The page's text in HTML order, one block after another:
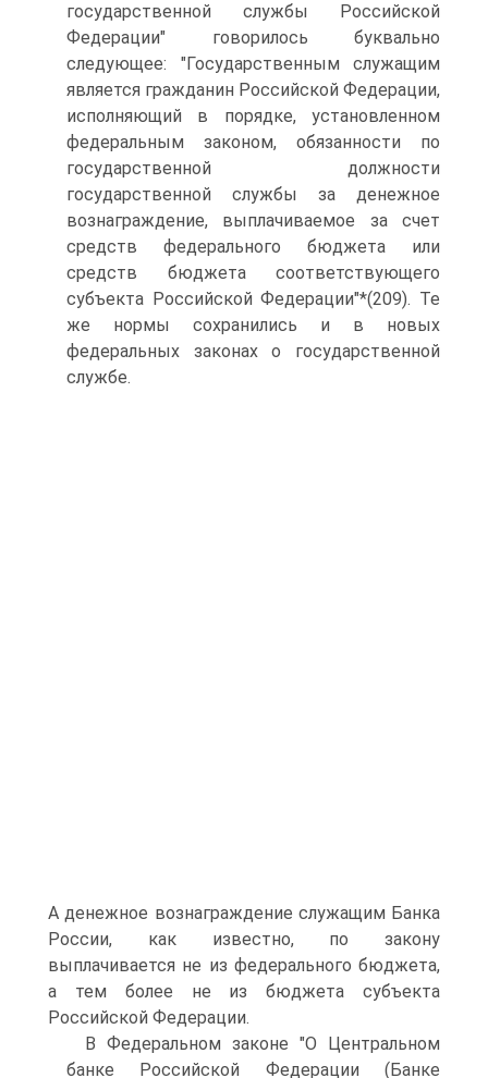
государственной службы Российской
Федерации" говорилось буквально
следующее: "Государственным служащим
является гражданин Российской Федерации,
исполняющий в порядке, установленном
федеральным законом, обязанности по
государственной должности
государственной службы за денежное
вознаграждение, выплачиваемое за счет
средств федерального бюджета или
средств бюджета соответствующего
субъекта Российской Федерации"*(209). Те
же нормы сохранились и в новых
федеральных законах о государственной
службе.
А денежное вознаграждение служащим Банка
России, как известно, по закону
выплачивается не из федерального бюджета,
а тем более не из бюджета субъекта
Российской Федерации.
В Федеральном законе "О Центральном
банке Российской Федерации (Банке